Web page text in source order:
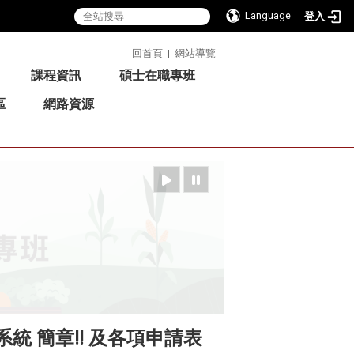
Language 登入
回首頁 | 網站導覽
課程資訊
碩士在職專班
網路資源
統 簡章!! 及各項申請表